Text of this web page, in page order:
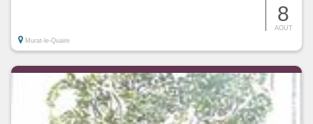
8
AOUT
Murat-le-Quaire